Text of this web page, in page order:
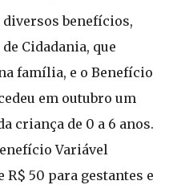
benefícios,
Cidadania, que
família, e o Benefício
em outubro um
criança de 0 a 6 anos.
Variável
50 para gestantes e